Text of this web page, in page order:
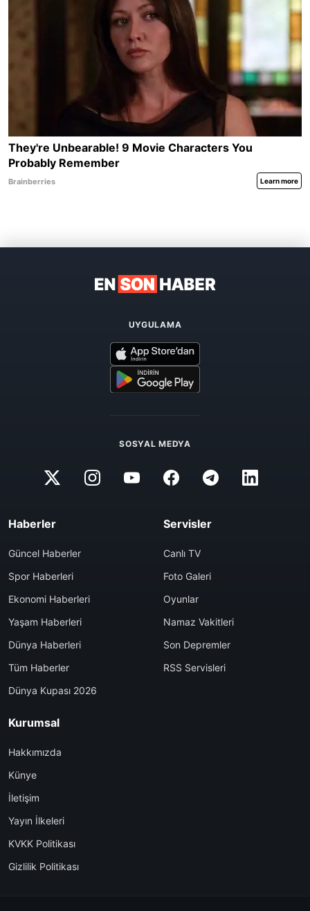
UYGULAMA
SOSYAL MEDYA
Haberler
Güncel Haberler
Spor Haberleri
Ekonomi Haberleri
Yaşam Haberleri
Dünya Haberleri
Tüm Haberler
Dünya Kupası 2026
Servisler
Canlı TV
Foto Galeri
Oyunlar
Namaz Vakitleri
Son Depremler
RSS Servisleri
Kurumsal
Hakkımızda
Künye
İletişim
Yayın İlkeleri
KVKK Politikası
Gizlilik Politikası